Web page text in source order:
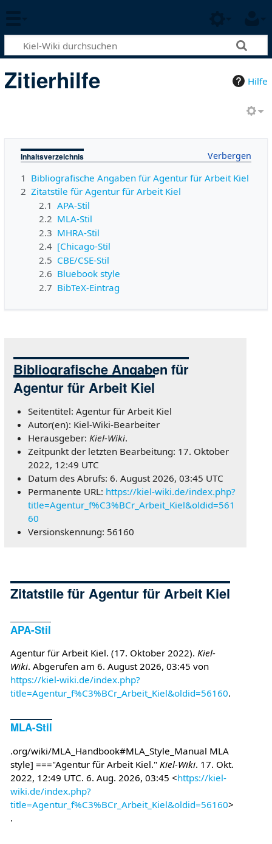
Hilfe
Zitierhilfe
Inhaltsverzeichnis
1 Bibliografische Angaben für Agentur für Arbeit Kiel
2 Zitatstile für Agentur für Arbeit Kiel
2.1 APA-Stil
2.2 MLA-Stil
2.3 MHRA-Stil
2.4 [Chicago-Stil
2.5 CBE/CSE-Stil
2.6 Bluebook style
2.7 BibTeX-Eintrag
Bibliografische Angaben für
Agentur für Arbeit Kiel
Seitentitel: Agentur für Arbeit Kiel
Autor(en): Kiel-Wiki-Bearbeiter
Herausgeber:Kiel-Wiki.
Zeitpunkt der letzten Bearbeitung: 17. Oktober
2022, 12:49 UTC
Datum des Abrufs: 6. August 2026, 03:45 UTC
Permanente URL: https://kiel-wiki.de/index.php?
title=Agentur_f%C3%BCr_Arbeit_Kiel&oldid=561
60
Versionskennung: 56160
Zitatstile für Agentur für Arbeit Kiel
APA-Stil
Agentur für Arbeit Kiel. (17. Oktober 2022). Kiel-
Wiki. Abgerufen am 6. August 2026, 03:45 von
https://kiel-wiki.de/index.php?
title=Agentur_f%C3%BCr_Arbeit_Kiel&oldid=56160.
MLA-Stil
.org/wiki/MLA_Handbook#MLA_Style_Manual MLA
style] ==="Agentur für Arbeit Kiel." Kiel-Wiki. 17. Okt.
2022, 12:49 UTC. 6. Aug. 2026, 03:45 <https://kiel-
wiki.de/index.php?
title=Agentur_f%C3%BCr_Arbeit_Kiel&oldid=56160>
.